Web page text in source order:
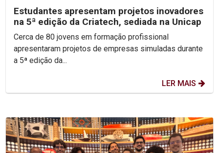
Estudantes apresentam projetos inovadores
na 5ª edição da Criatech, sediada na Unicap
Cerca de 80 jovens em formação profissional
apresentaram projetos de empresas simuladas durante
a 5ª edição da...
LER MAIS